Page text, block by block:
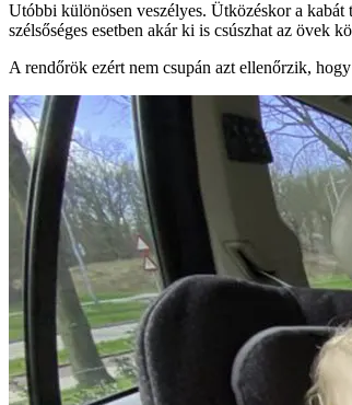
Utóbbi különösen veszélyes. Ütközéskor a
szélsőséges esetben akár ki is csúszhat az övek
A rendőrök ezért nem csupán azt ellenőrzik,